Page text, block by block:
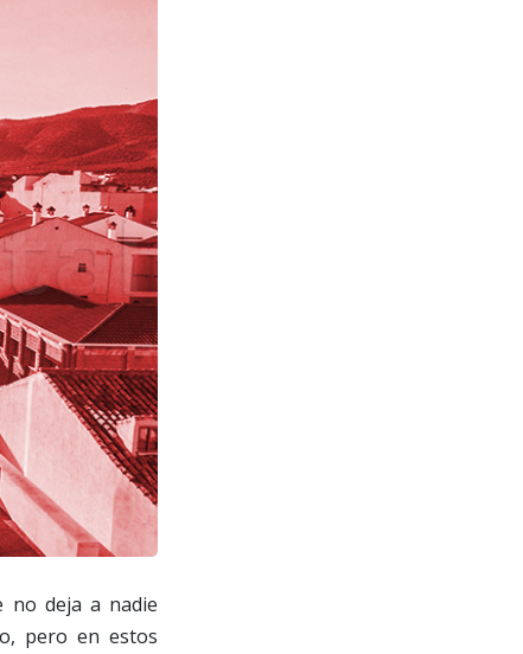
no deja a nadie
pero en estos